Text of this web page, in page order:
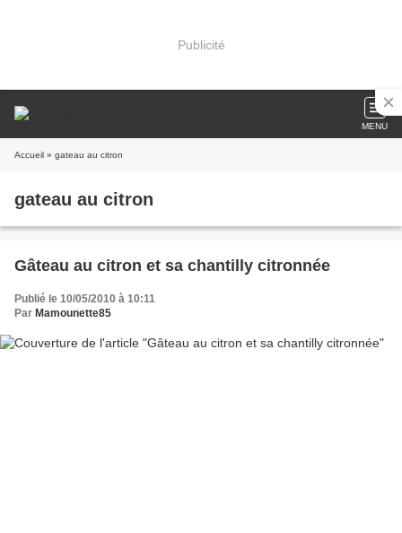
Publicité
MENU
Accueil » gateau au citron
gateau au citron
Gâteau au citron et sa chantilly citronnée
Publié le 10/05/2010 à 10:11
Par Mamounette85